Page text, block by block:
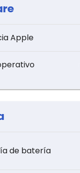
Apple
de batería